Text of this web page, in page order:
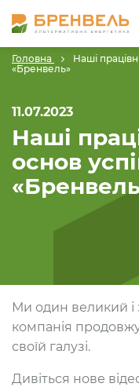
Головна
Наші
«Бренвель»
11.07.2023
Наші
основ
Ми один великий
компанія
своїй галузі.
Дивіться нове